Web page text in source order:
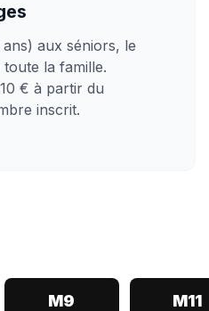
aux séniors, le
la famille.
€ à partir du
inscrit.
M9 M11